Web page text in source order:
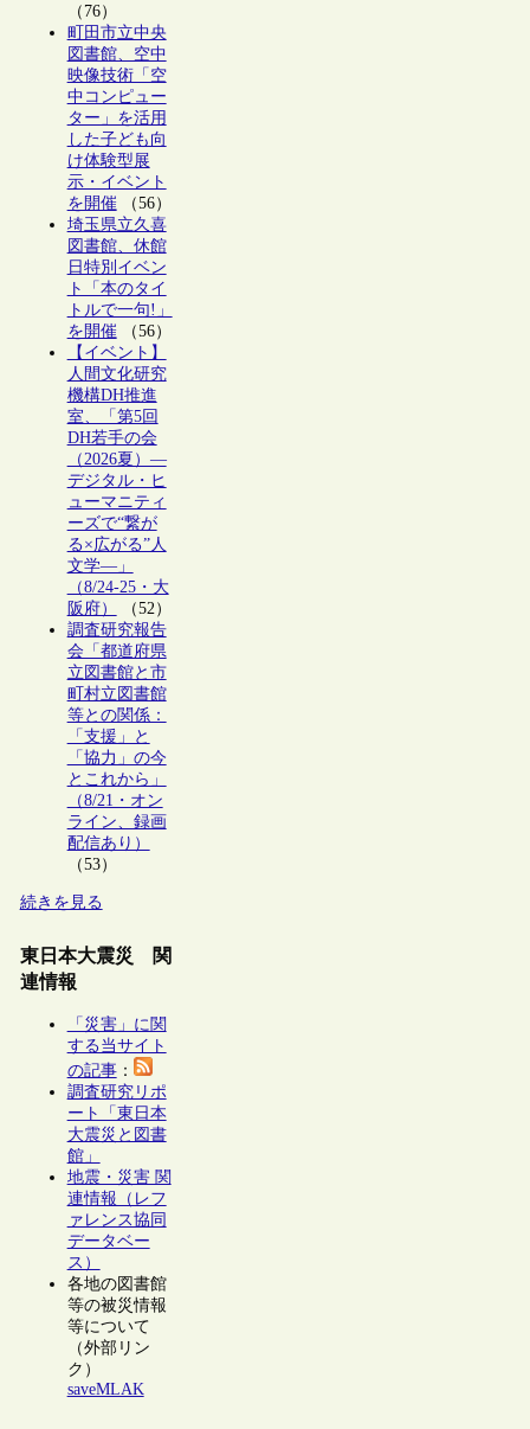
（76）
町田市立中央
図書館、空中
映像技術「空
中コンピュー
ター」を活用
した子ども向
け体験型展
示・イベント
を開催（56）
埼玉県立久喜
図書館、休館
日特別イベン
ト「本のタイ
トルで一句!」
を開催（56）
【イベント】
人間文化研究
機構DH推進
室、「第5回
DH若手の会
（2026夏）―
デジタル・ヒ
ューマニティ
ーズで“繋が
る×広がる”人
文学―」
（8/24-25・大
阪府）
（52）
調査研究報告
会「都道府県
立図書館と市
町村立図書館
等との関係：
「支援」と
「協力」の今
とこれから」
（8/21・オン
ライン、録画
配信あり）
（53）
続きを見る
東日本大震災 関
連情報
「災害」に関
する当サイト
の記事：
調査研究リポ
ート「東日本
大震災と図書
館」
地震・災害 関
連情報（レフ
ァレンス協同
データベー
ス）
各地の図書館
等の被災情報
等について
（外部リン
ク）
saveMLAK